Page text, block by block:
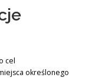
cel
określonego